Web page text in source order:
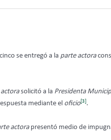
se entregó a la parte actora
solicitó a la Presidenta
mediante el oficio[3] .
actora presentó medio de